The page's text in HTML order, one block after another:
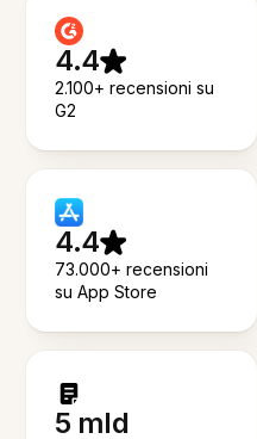
4.4
2.100+ recensioni su
G2
4.4
73.000+ recensioni
su App Store
5 mld